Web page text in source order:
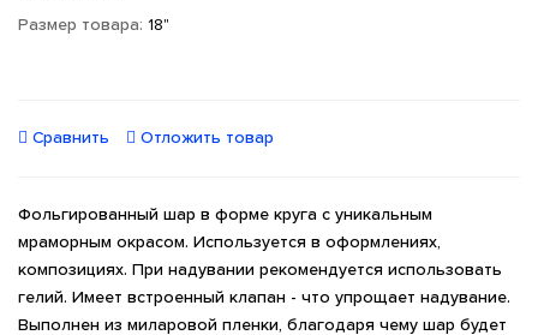
Размер товара: 18"
Сравнить Отложить товар
Фольгированный шар в форме круга с уникальным
мраморным окрасом. Используется в оформлениях,
композициях. При надувании рекомендуется использовать
гелий. Имеет встроенный клапан - что упрощает надувание.
Выполнен из миларовой пленки, благодаря чему шар будет